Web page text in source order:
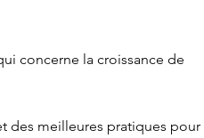
concerne la croissance de
des meilleures pratiques pour